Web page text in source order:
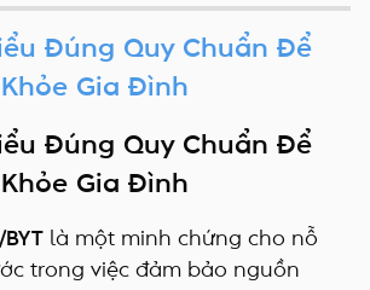
Đúng Quy Chuẩn Để
Khỏe Gia Đình
Đúng Quy Chuẩn Để
Khỏe Gia Đình
BYT là một minh chứng cho nỗ
trong việc đảm bảo nguồn